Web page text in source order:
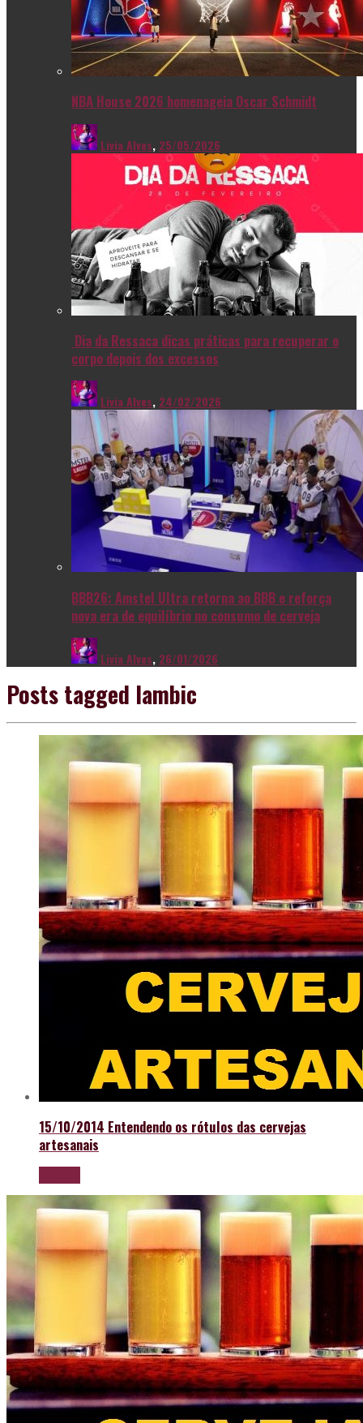
NBA House 2026 homenageia Oscar Schmidt
Livia Alves, 25/05/2026
Dia da Ressaca dicas práticas para recuperar o
corpo depois dos excessos
Livia Alves, 24/02/2026
BBB26: Amstel Ultra retorna ao BBB e reforça
nova era de equilíbrio no consumo de cerveja
Livia Alves, 26/01/2026
Posts tagged lambic
15/10/2014 Entendendo os rótulos das cervejas
artesanais